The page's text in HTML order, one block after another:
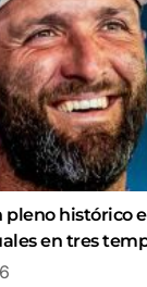
histórico
en tres